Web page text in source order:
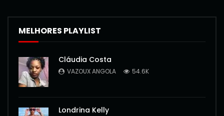
MELHORES PLAYLIST
Cláudia Costa
VAZOUX ANGOLA 54.6K
Londrina Kelly